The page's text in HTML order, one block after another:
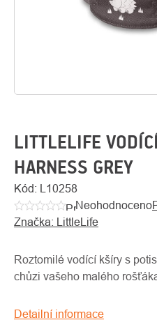
LITTLELIFE
HARNESS GREY
Kód: L10258
Průměrné
hodnocení
je
0,0
5
Neohodnoceno
Značka: LittleLife
Roztomilé vodící kšíry s
chůzi vašeho malého
Detailní informace